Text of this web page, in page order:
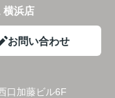
横浜店
お問い合わせ
口加藤ビル6F